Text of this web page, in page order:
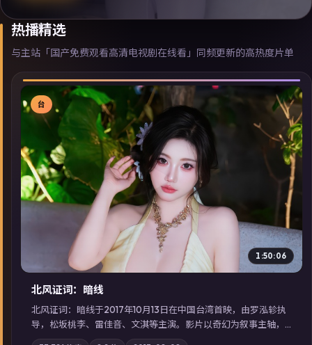
热播精选
与主站「国产免费观看高清电视剧在线看」同频更新的高热度片单
▶
台
1:50:06
北风证词：暗线
北风证词：暗线于2017年10月13日在中国台湾首映，由罗泓轸执
导，松坂桃李、雷佳音、文淇等主演。影片以奇幻为叙事主轴，
旧案重提，真相与谎言在同一条时间线上交锋；摄影与配乐强化